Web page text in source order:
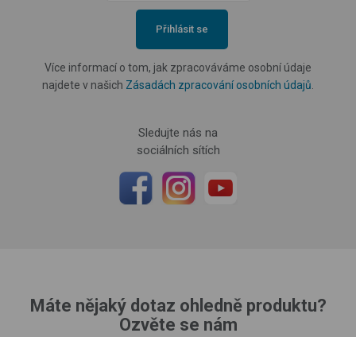
Přihlásit se
Více informací o tom, jak zpracováváme osobní údaje
najdete v našich Zásadách zpracování osobních údajů
Sledujte nás na
sociálních sítích
Máte nějaký dotaz ohledně produktu?
Ozvěte se nám